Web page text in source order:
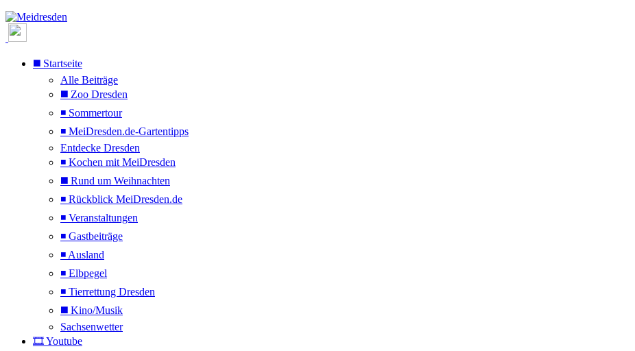
◼️ Startseite
Alle Beiträge
◼️ Zoo Dresden
◾ Sommertour
◾ MeiDresden.de-Gartentipps
Entdecke Dresden
◾ Kochen mit MeiDresden
◼️ Rund um Weihnachten
◾ Rückblick MeiDresden.de
◾ Veranstaltungen
◾ Gastbeiträge
◾ Ausland
◾ Elbpegel
◾ Tierrettung Dresden
◼️ Kino/Musik
Sachsenwetter
🎞️ Youtube